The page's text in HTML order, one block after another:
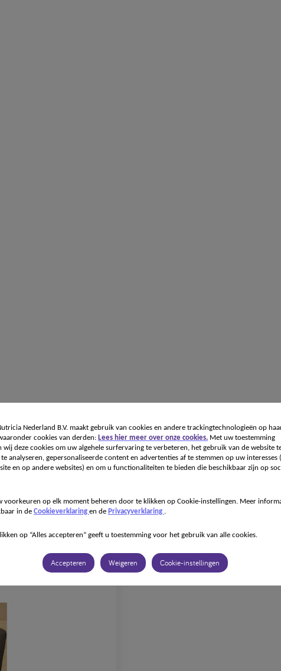
Onze specialismen Onze producten Recepten Voor
Nederland B.V. maakt gebruik van cookies en andere trackingtechnologieën op
cookies van derden: Lees hier meer over onze cookies. Met uw toestemming
wij deze cookies om uw algehele surfervaring te verbeteren, het gebruik van de website
te analyseren, gepersonaliseerde content en advertenties af te stemmen op uw interesses
en op andere websites) en om u functionaliteiten te bieden die beschikbaar zijn op
voorkeuren op elk moment beheren door te klikken op Cookie-instellingen. Meer
in de Cookieverklaring en de Privacyverklaring .
op “Alles accepteren” geeft u toestemming voor het gebruik van alle cookies.
Accepteren Weigeren Cookie-instellingen